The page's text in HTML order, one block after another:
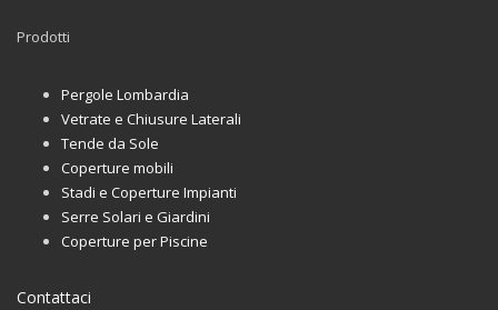
Prodotti
Pergole Lombardia
Vetrate e Chiusure Laterali
Tende da Sole
Coperture mobili
Stadi e Coperture Impianti
Serre Solari e Giardini
Coperture per Piscine
Contattaci